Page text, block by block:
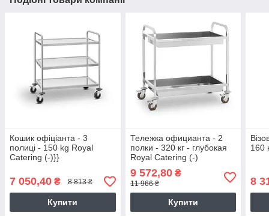
Кошик офіціанта - 3
полиці - 150 kg Royal
Catering (-)}}
7 050,40 ₴ 8 813 ₴
Купити
Тележка официанта - 2
полки - 320 кг - глубокая
Royal Catering (-)
9 572,80₴
11 966 ₴
Купити
160
8